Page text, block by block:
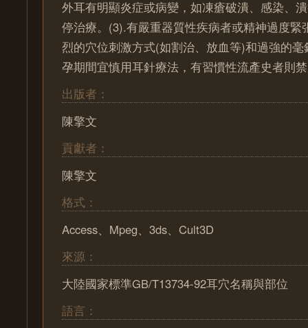
外耳有明顯炎症或病變，如凍瘡破潰、感染、
停治療。(3).有嚴重器質性疾病者或精神過度緊
烈的穴位刺激方式(如割治、放血等)和過強的
孕期間宜慎用耳針療法，有習慣性流產史者則
出版者：
陳擎文
貢獻者：
陳擎文
格式：
Access、Mpeg、3ds、Cult3D
來源：
大陸國家標準GB/T13734-92耳穴名稱與部位
語言：